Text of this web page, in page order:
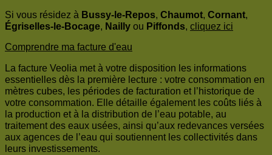
Si vous résidez à Bussy-le-Repos, Chaumot, Cornant,
Égriselles-le-Bocage, Nailly ou Piffonds, cliquez ici
Comprendre ma facture d'eau
La facture Veolia met à votre disposition les informations
essentielles dès la première lecture : votre consommation en
mètres cubes, les périodes de facturation et l’historique de
votre consommation. Elle détaille également les coûts liés à
la production et à la distribution de l’eau potable, au
traitement des eaux usées, ainsi qu’aux redevances versées
aux agences de l’eau qui soutiennent les collectivités dans
leurs investissements.